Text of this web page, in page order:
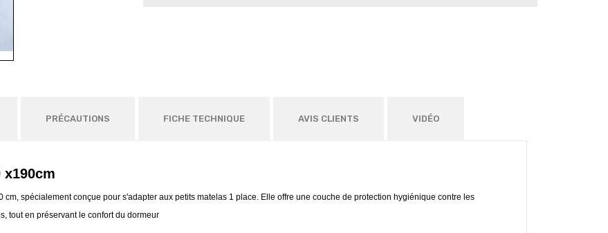
PRÉCAUTIONS FICHE TECHNIQUE AVIS CLIENTS VIDÉO
spécialement conçue pour s'adapter aux petits matelas 1 place. Elle offre une couche de protection hygiénique contre les
tout en préservant le confort du dormeur